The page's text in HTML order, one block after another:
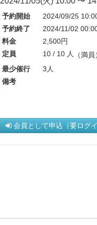
予約開始
2024/09/25
予約終了
2024/11/02
料金
2,500円
定員
10 / 10 人
（満員
最少催行
3人
備考
会員として申込（要ログイ